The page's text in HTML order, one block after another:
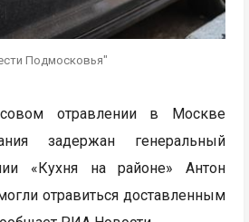
Подмосковья"
отравлении в Москве
задержан генеральный
«Кухня на районе» Антон
отравиться доставленным